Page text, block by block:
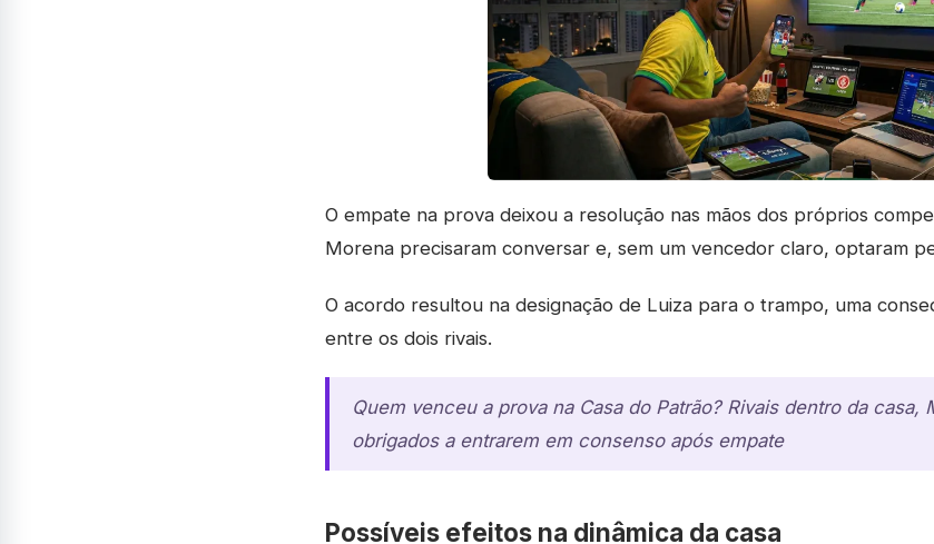
O empate na prova deixou a resolução nas mãos dos próprios
Morena precisaram conversar e, sem um vencedor claro, optaram
O acordo resultou na designação de Luiza para o trampo, uma
entre os dois rivais.
Quem venceu a prova na Casa do Patrão? Rivais dentro da casa,
obrigados a entrarem em consenso após empate
Possíveis efeitos na dinâmica da casa